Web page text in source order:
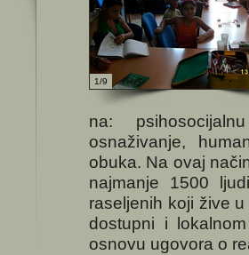
1/9
na:
osnaživanje,
obuka. Na ovaj
najmanje 1500
raseljenih koji žive
dostupni i
osnovu ugovora o